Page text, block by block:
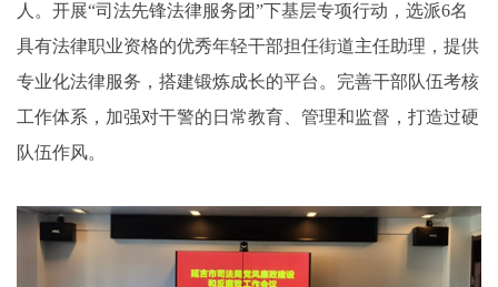
人。开展“司法先锋法律服务团”下基层专项行动，选派6名
具有法律职业资格的优秀年轻干部担任街道主任助理，提供
专业化法律服务，搭建锻炼成长的平台。完善干部队伍考核
工作体系，加强对干警的日常教育、管理和监督，打造过硬
队伍作风。